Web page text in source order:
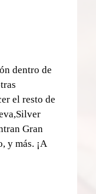
dentro de
el resto de
Gran
y más. ¡A